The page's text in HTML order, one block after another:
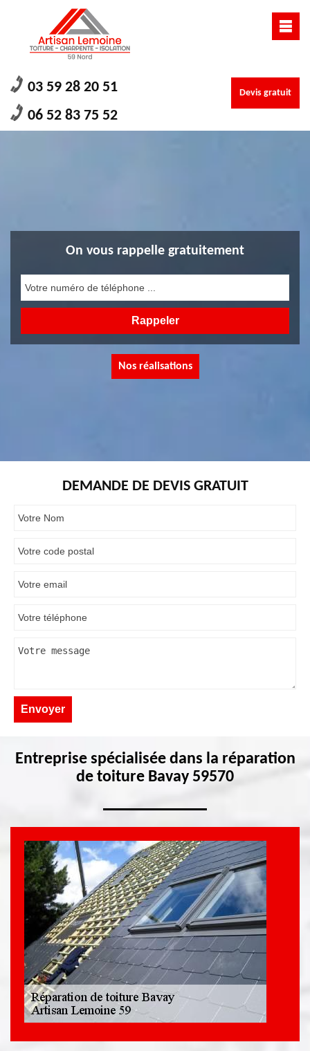
03 59 28 20 51
06 52 83 75 52
Devis gratuit
On vous rappelle gratuitement
Nos réalisations
DEMANDE DE DEVIS GRATUIT
Entreprise spécialisée dans la réparation
de toiture Bavay 59570